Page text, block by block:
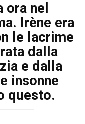
ora nel
Irène era
le lacrime
dalla
e dalla
insonne
questo.